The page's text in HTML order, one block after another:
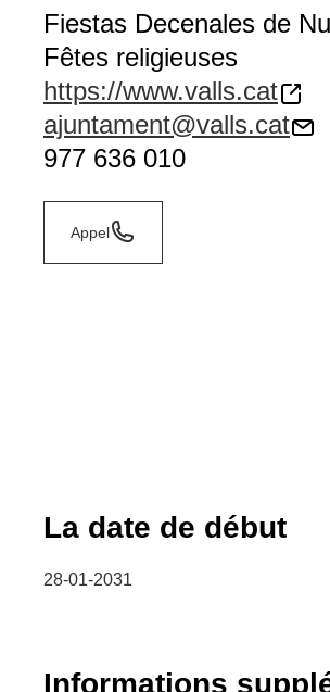
Fiestas Decenales de
Fêtes religieuses
https://www.valls.cat
ajuntament@valls.cat
977 636 010
Appel
La date de début
28-01-2031
Informations